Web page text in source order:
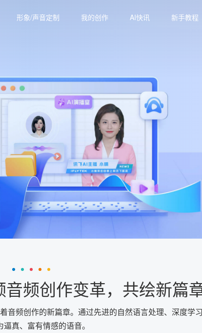
形象/声音定制 我的创作 AI快讯 新手教程
频创作变革，共绘新篇
频创作的新篇章。通过先进的自然语言处理、深度学
逼真、富有情感的语音。